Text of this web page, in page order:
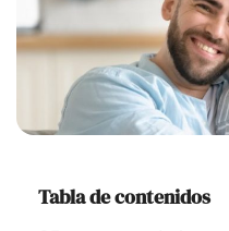
Ayuda
Cursos
Tabla de contenidos